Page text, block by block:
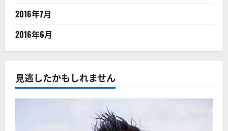
2016年7月
2016年6月
見逃したかもしれません